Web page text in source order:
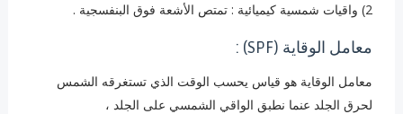
2) واقيات شمسية كيميائية : تمتص الأشعة فوق البنفسجية .
معامل الوقاية (SPF) :
معامل الوقاية هو قياس يحسب الوقت الذي تستغرقه الشمس
لحرق الجلد عنما نطبق الواقي الشمسي على الجلد ،